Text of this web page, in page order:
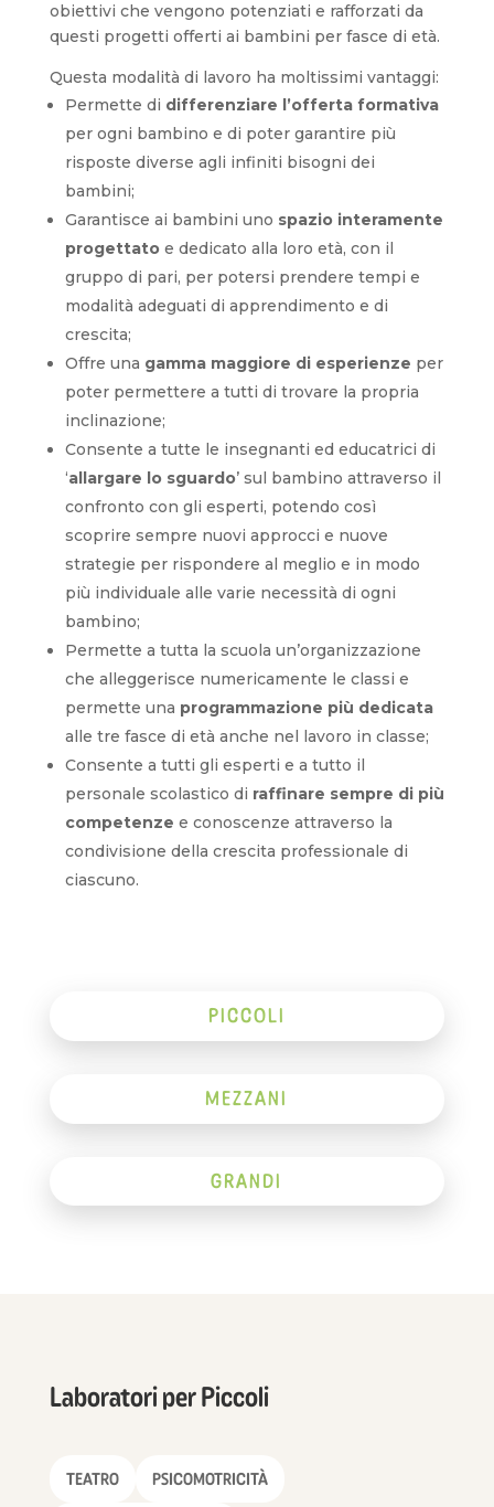
obiettivi che vengono potenziati e rafforzati da
questi progetti offerti ai bambini per fasce di età.
Questa modalità di lavoro ha moltissimi vantaggi:
Permette di differenziare l’offerta formativa
per ogni bambino e di poter garantire più
risposte diverse agli infiniti bisogni dei
bambini;
Garantisce ai bambini uno spazio interamente
progettatoe dedicato alla loro età, con il
gruppo di pari, per potersi prendere tempi e
modalità adeguati di apprendimento e di
crescita;
Offre una gamma maggiore di esperienze per
poter permettere a tutti di trovare la propria
inclinazione;
Consente a tutte le insegnanti ed educatrici di
‘allargare lo sguardo’ sul bambino attraverso il
confronto con gli esperti, potendo così
scoprire sempre nuovi approcci e nuove
strategie per rispondere al meglio e in modo
più individuale alle varie necessità di ogni
bambino;
Permette a tutta la scuola un’organizzazione
che alleggerisce numericamente le classi e
permette una programmazione più dedicata
alle tre fasce di età anche nel lavoro in classe;
Consente a tutti gli esperti e a tutto il
personale scolastico di raffinare sempre di più
competenze e conoscenze attraverso la
condivisione della crescita professionale di
ciascuno.
PICCOLI
MEZZANI
GRANDI
Laboratori per Piccoli
TEATRO PSICOMOTRICITÀ